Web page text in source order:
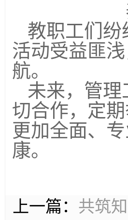
教职工们
活动受益匪
航。
未来，管
切合作，定
更加全面、
康。
上一篇： 共筑